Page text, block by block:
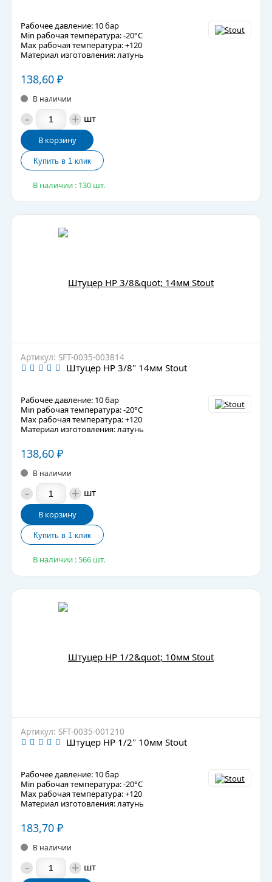
Рабочее давление: 10 бар
Min рабочая температура: -20°C
Max рабочая температура: +120
Материал изготовления: латунь
138,60 ₽
В наличии
- + шт
В корзину
В наличии : 130 шт.
Артикул: SFT-0035-003814
Штуцер НР 3/8" 14мм Stout
Рабочее давление: 10 бар
Min рабочая температура: -20°C
Max рабочая температура: +120
Материал изготовления: латунь
138,60 ₽
В наличии
- + шт
В корзину
В наличии : 566 шт.
Артикул: SFT-0035-001210
Штуцер НР 1/2" 10мм Stout
Рабочее давление: 10 бар
Min рабочая температура: -20°C
Max рабочая температура: +120
Материал изготовления: латунь
183,70 ₽
В наличии
- + шт